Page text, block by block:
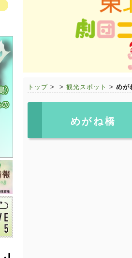
トップ > > 観光スポット > めが
めがね橋